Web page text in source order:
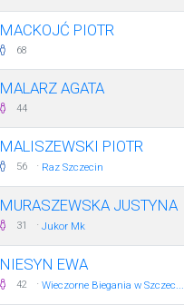
MACKOJĆ PIOTR
68
MALARZ AGATA
44
MALISZEWSKI PIOTR
56 · Raz Szczecin
MURASZEWSKA JUSTYNA
31 · Jukor Mk
NIESYN EWA
42 · Wieczorne Biegania w Szczec...